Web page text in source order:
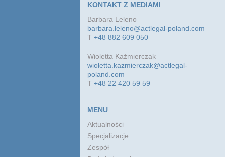
KONTAKT Z MEDIAMI
Barbara Leleno
barbara.leleno@actlegal-poland.com
T+48 882 609 050
Wioletta Kaźmierczak
wioletta.kazmierczak@actlegal-
poland.com
T+48 22 420 59 59
MENU
Aktualności
Specjalizacje
Zespół